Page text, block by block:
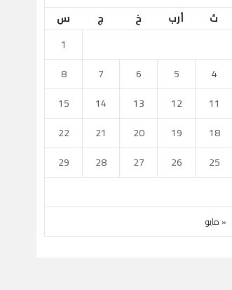
العربي
حمد
الدحيل
2
استاد خليفة
ث أرب خ ج س
« مايو
1
4
5
6
7
8
11
12
13
14
15
18
19
20
21
22
25
26
27
28
29